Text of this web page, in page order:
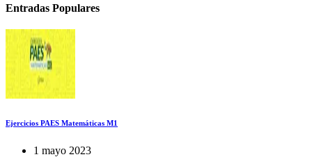
Entradas Populares
Ejercicios PAES Matemáticas M1
1 mayo 2023